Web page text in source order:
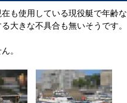
も使用している現役艇で年齢な
大きな不具合も無いそうです。
。